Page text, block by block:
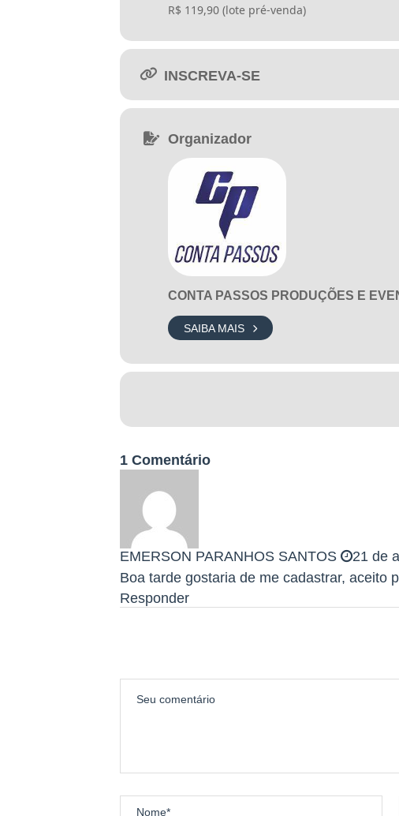
. Pós-prova e brindes de parceiros!
> PREMIAÇÃO
CATEGORIA _ 5km
Troféu para 1ª, 2ª e, 3ª colocadas
até 19 anos;
40 a 49 anos;
Observação: A cerimônia de premiação
R$ 119,90 (lote pré-venda)
INSCREVA-SE
Organizador
CONTA PASSOS PRODUÇÕES E
SAIBA MAIS
1 Comentário
EMERSON PARANHOS SANTOS
21 de
Boa tarde gostaria de me cadastrar, aceito
Responder